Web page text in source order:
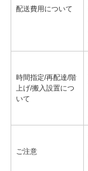
配送費用について
時間指定/再配達/階
上げ/搬入設置につ
いて
ご注意